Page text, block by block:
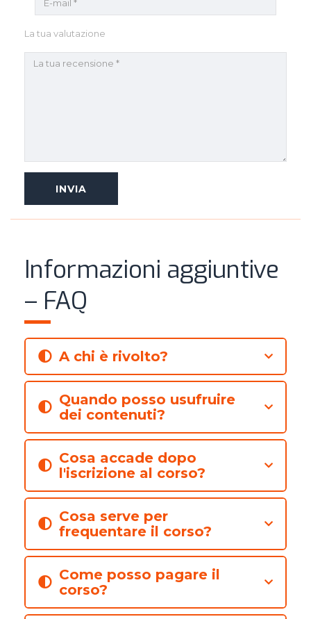
La tua valutazione
Informazioni aggiuntive
– FAQ
A chi è rivolto?
Quando posso usufruire
dei contenuti?
Cosa accade dopo
l'iscrizione al corso?
Cosa serve per
frequentare il corso?
Come posso pagare il
corso?